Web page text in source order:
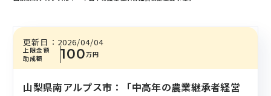
上限金額
助成額
100万円
更新日： 2026/04/04
山梨県南アルプス市：「中高年の農業継承者経営